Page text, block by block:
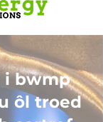
i bwmp
ôl troed